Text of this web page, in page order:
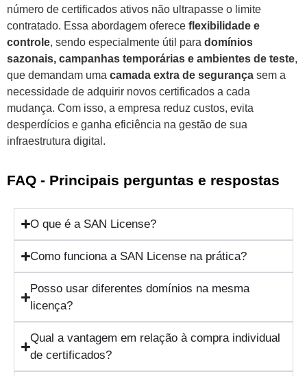
número de certificados ativos não ultrapasse o limite
contratado. Essa abordagem oferece flexibilidade e
controle, sendo especialmente útil para domínios
sazonais, campanhas temporárias e ambientes de teste,
que demandam uma camada extra de segurança sem a
necessidade de adquirir novos certificados a cada
mudança. Com isso, a empresa reduz custos, evita
desperdícios e ganha eficiência na gestão de sua
infraestrutura digital.
FAQ - Principais perguntas e respostas
O que é a SAN License?
Como funciona a SAN License na prática?
Posso usar diferentes domínios na mesma
licença?
Qual a vantagem em relação à compra individual
de certificados?